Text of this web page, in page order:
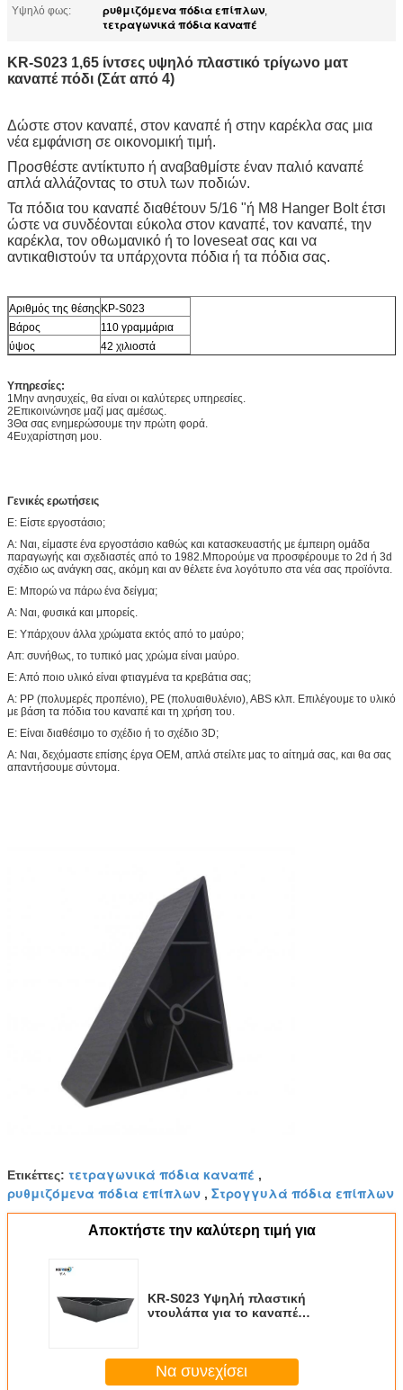
Υψηλό φως:
ρυθμιζόμενα πόδια επίπλων,
τετραγωνικά πόδια καναπέ
KR-S023 1,65 ίντσες υψηλό πλαστικό τρίγωνο ματ
καναπέ πόδι (Σάτ από 4)
Δώστε στον καναπέ, στον καναπέ ή στην καρέκλα σας μια
νέα εμφάνιση σε οικονομική τιμή.
Προσθέστε αντίκτυπο ή αναβαθμίστε έναν παλιό καναπέ
απλά αλλάζοντας το στυλ των ποδιών.
Τα πόδια του καναπέ διαθέτουν 5/16 "ή M8 Hanger Bolt έτσι
ώστε να συνδέονται εύκολα στον καναπέ, τον καναπέ, την
καρέκλα, τον οθωμανικό ή το loveseat σας και να
αντικαθιστούν τα υπάρχοντα πόδια ή τα πόδια σας.
Αριθμός της θέσης ΚΡ-S023
Βάρος
110 γραμμάρια
ύψος
42 χιλιοστά
Υπηρεσίες:
1Μην ανησυχείς, θα είναι οι καλύτερες υπηρεσίες.
2Επικοινώνησε μαζί μας αμέσως.
3Θα σας ενημερώσουμε την πρώτη φορά.
4Ευχαρίστηση μου.
Γενικές ερωτήσεις
Ε: Είστε εργοστάσιο;
Α: Ναι, είμαστε ένα εργοστάσιο καθώς και κατασκευαστής με έμπειρη ομάδα
παραγωγής και σχεδιαστές από το 1982.Μπορούμε να προσφέρουμε το 2d ή 3d
σχέδιο ως ανάγκη σας, ακόμη και αν θέλετε ένα λογότυπο στα νέα σας προϊόντα.
Ε: Μπορώ να πάρω ένα δείγμα;
Α: Ναι, φυσικά και μπορείς.
Ε: Υπάρχουν άλλα χρώματα εκτός από το μαύρο;
Απ: συνήθως, το τυπικό μας χρώμα είναι μαύρο.
Ε: Από ποιο υλικό είναι φτιαγμένα τα κρεβάτια σας;
Α: PP (πολυμερές προπένιο), PE (πολυαιθυλένιο), ABS κλπ. Επιλέγουμε το υλικό
με βάση τα πόδια του καναπέ και τη χρήση του.
Ε: Είναι διαθέσιμο το σχέδιο ή το σχέδιο 3D;
Α: Ναι, δεχόμαστε επίσης έργα OEM, απλά στείλτε μας το αίτημά σας, και θα σας
απαντήσουμε σύντομα.
Ετικέττες: τετραγωνικά πόδια καναπέ ,
ρυθμιζόμενα πόδια επίπλων , Στρογγυλά πόδια επίπλων
Αποκτήστε την καλύτερη τιμή για
KR-S023 Υψηλή πλαστική
ντουλάπα για το καναπέ
Σετ από 4
Να συνεχίσει